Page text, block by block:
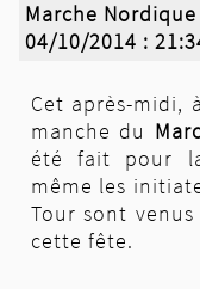
Marche
04/10/2014 :
Cet après-midi, à
manche du
été fait pour
même les
Tour sont
cette fête.